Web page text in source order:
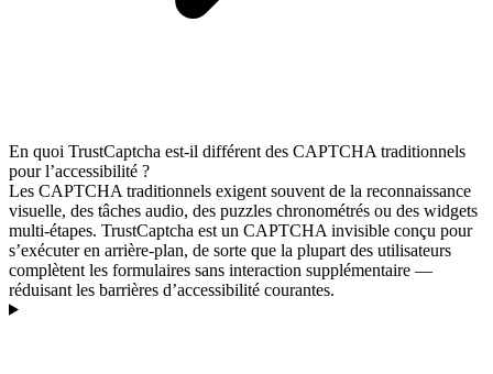
En quoi TrustCaptcha est-il différent des CAPTCHA traditionnels
pour l’accessibilité ?
Les CAPTCHA traditionnels exigent souvent de la reconnaissance
visuelle, des tâches audio, des puzzles chronométrés ou des widgets
multi-étapes. TrustCaptcha est un CAPTCHA invisible conçu pour
s’exécuter en arrière-plan, de sorte que la plupart des utilisateurs
complètent les formulaires sans interaction supplémentaire —
réduisant les barrières d’accessibilité courantes.